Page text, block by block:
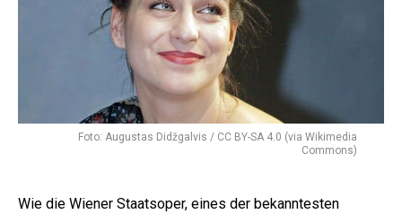
Foto: Augustas Didžgalvis / CC BY-SA 4.0 (via Wikimedia
Commons)
Wie die Wiener Staatsoper, eines der bekanntesten